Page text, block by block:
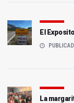
El
La